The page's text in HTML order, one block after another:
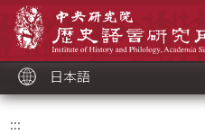
ッ
ク
日本語
:::